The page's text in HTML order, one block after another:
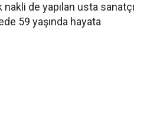
de yapılan usta sanatçı
59 yaşında hayata